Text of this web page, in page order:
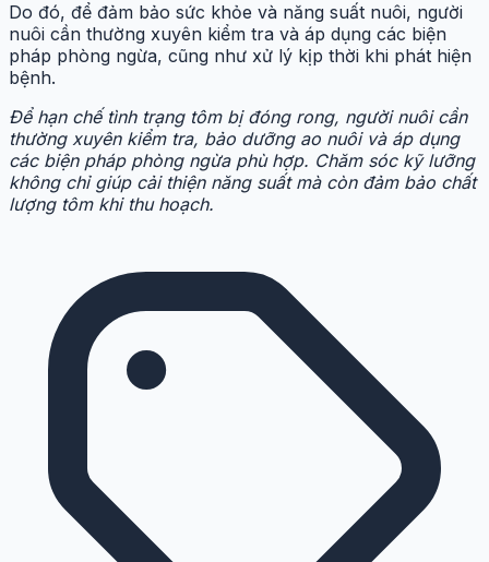
Do đó, để đảm bảo sức khỏe và năng suất nuôi, người
nuôi cần thường xuyên kiểm tra và áp dụng các biện
pháp phòng ngừa, cũng như xử lý kịp thời khi phát hiện
bệnh.
Để hạn chế tình trạng tôm bị đóng rong, người nuôi cần
thường xuyên kiểm tra, bảo dưỡng ao nuôi và áp dụng
các biện pháp phòng ngừa phù hợp. Chăm sóc kỹ lưỡng
không chỉ giúp cải thiện năng suất mà còn đảm bảo chất
lượng tôm khi thu hoạch.